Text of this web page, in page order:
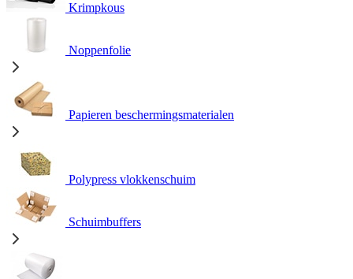
Krimpkous
Noppenfolie
Papieren beschermingsmaterialen
Polypress vlokkenschuim
Schuimbuffers